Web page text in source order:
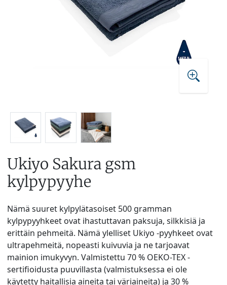
Ukiyo Sakura gsm
kylpypyyhe
Nämä suuret kylpylätasoiset 500 gramman
kylpypyyhkeet ovat ihastuttavan paksuja, silkkisiä ja
erittäin pehmeitä. Nämä ylelliset Ukiyo -pyyhkeet ovat
ultrapehmeitä, nopeasti kuivuvia ja ne tarjoavat
mainion imukyvyn. Valmistettu 70 % OEKO-TEX -
sertifioidusta puuvillasta (valmistuksessa ei ole
käytetty haitallisia aineita tai väriaineita) ja 30 %